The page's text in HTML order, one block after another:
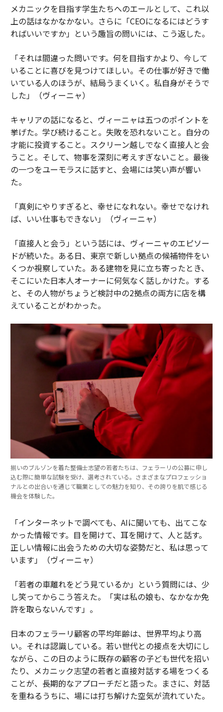
メカニックを目指す学生たちへのエールとして、これ以
上の話はなかなかない。さらに「CEOになるにはどうす
ればいいですか」という趣旨の問いには、こう返した。
「それは間違った問いです。何を目指すかより、今して
いることに喜びを見つけてほしい。その仕事が好きで働
いている人のほうが、結局うまくいく。私自身がそうで
した」（ヴィーニャ）
キャリアの話になると、ヴィーニャは五つのポイントを
挙げた。学び続けること。失敗を恐れないこと。自分の
才能に投資すること。スクリーン越しでなく直接人と会
うこと。そして、物事を深刻に考えすぎないこと。最後
の一つをユーモラスに話すと、会場には笑い声が響い
た。
「真剣にやりすぎると、幸せになれない。幸せでなけれ
ば、いい仕事もできない」（ヴィーニャ）
「直接人と会う」という話には、ヴィーニャのエピソー
ドが続いた。ある日、東京で新しい拠点の候補物件をい
くつか視察していた。ある建物を見に立ち寄ったとき、
そこにいた日本人オーナーに何気なく話しかけた。する
と、その人物がちょうど検討中の2拠点の両方に店を構
えていることがわかった。
揃いのブルゾンを着た整備士志望の若者たちは、フェラーリの公募に申し
込む際に簡単な試験を受け、選考されている。さまざまなプロフェッショ
ナルとの出合いを通じて職業としての魅力を知り、その誇りを肌で感じる
機会を体験した。
「インターネットで調べても、AIに聞いても、出てこな
かった情報です。目を開けて、耳を開けて、人と話す。
正しい情報に出会うための大切な姿勢だと、私は思って
います」（ヴィーニャ）
「若者の車離れをどう見ているか」という質問には、少
し笑ってからこう答えた。「実は私の娘も、なかなか免
許を取らないんです」。
日本のフェラーリ顧客の平均年齢は、世界平均より高
い。それは認識している。若い世代との接点を大切にし
ながら、この日のように既存の顧客の子ども世代を招い
たり、メカニック志望の若者と直接対話する場をつくる
ことが、長期的なアプローチだと語った。まさに、対話
を重ねるうちに、場には打ち解けた空気が流れていた。